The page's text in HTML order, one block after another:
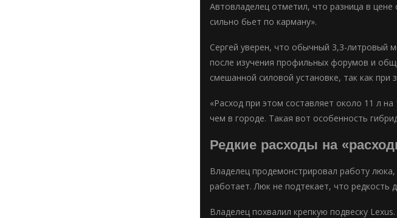
Автовладелец отметил, что разница в
сильно бьет по карману».
Сергей уверен, что обычный 3,3-литровый
после изучения профильных форумов и
смешанной силовой установке, так как
«Расход при этом составляет около 11 л
чем в городе. Такая вот особенность
Редкие расходы на
Владелец продемонстрировал работу
работает. Люк не подтекает, что редкость
Владелец похвалил крепкую подвеску